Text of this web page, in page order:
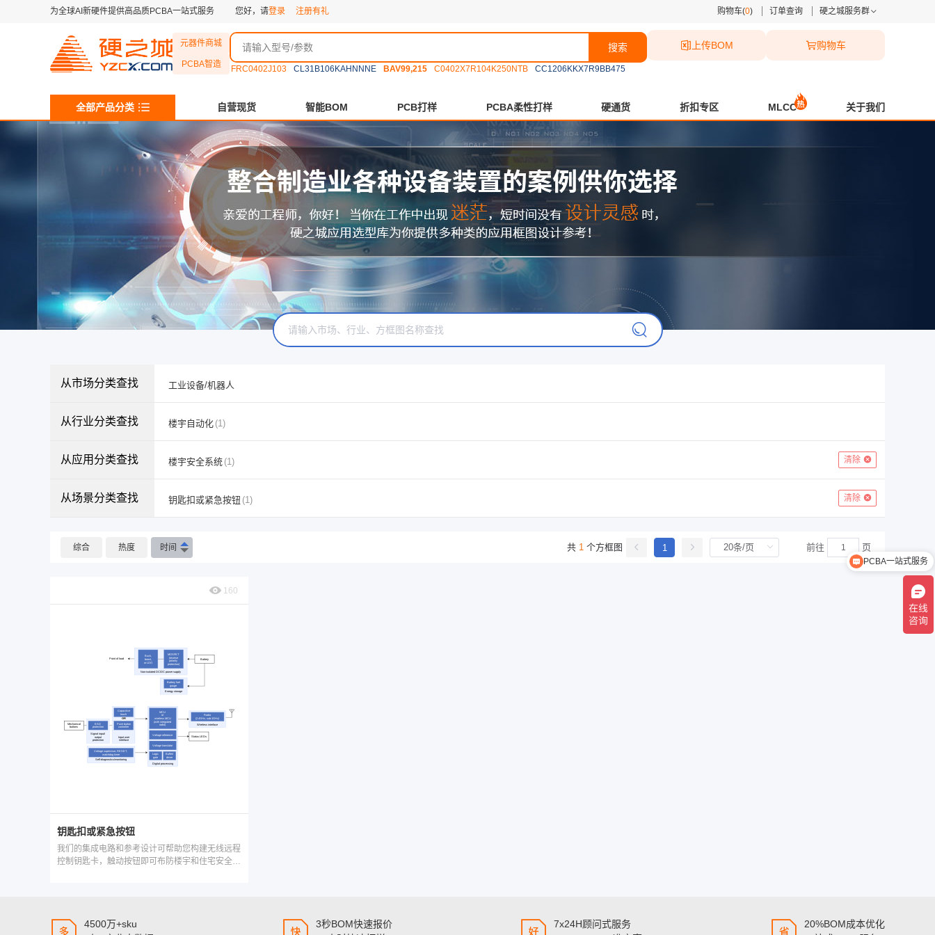
为全球AI新硬件提供高品质PCBA一站式服务 您好，请登录 注册有礼 购物车(0) 订单查询 硬之城服务群
元器件商城
PCBA智造
搜索
FRC0402J103 CL31B106KAHNNNE BAV99,215 C0402X7R104K250NTB CC1206KKX7R9BB475
上传BOM 购物车
全部产品分类 自营现货 智能BOM PCB打样 PCBA柔性打样 硬通货 折扣专区 MLCC 关于我们
从市场分类查找 工业设备/机器人
从行业分类查找 楼宇自动化 (1)
从应用分类查找 楼宇安全系统 (1) 清除
从场景分类查找 钥匙扣或紧急按钮 (1) 清除
综合 热度 时间 共 1 个方框图 1 前往 页
160
钥匙扣或紧急按钮
我们的集成电路和参考设计可帮助您构建无线远程
控制钥匙卡，触动按钮即可布防楼宇和住宅安全系
4500万+sku
3秒BOM快速报价
7x24H顾问式服务
20%BOM成本优化
PCBA一站式服务